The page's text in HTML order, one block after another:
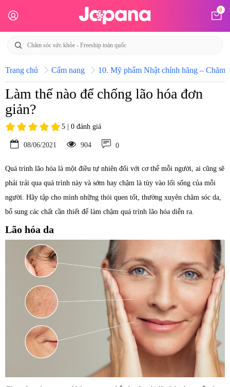
0
Trang chủ Cẩm nang 10. Mỹ phẩm Nhật chính hãng – Chăm
Làm thế nào để chống lão hóa đơn
giản?
5 | 0 đánh giá
08/06/2021 904 0
Quá trình lão hóa là một điều tự nhiên đối với cơ thể mỗi người, ai cũng sẽ
phải trải qua quá trình này và sớm hay chậm là tùy vào lối sống của mỗi
người. Hãy tập cho mình những thói quen tốt, thường xuyên chăm sóc da,
bổ sung các chất cần thiết để làm chậm quá trình lão hóa diễn ra.
Lão hóa da